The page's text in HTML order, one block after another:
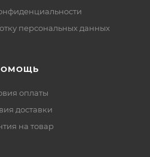
персональных данных
оплаты
доставки
на товар